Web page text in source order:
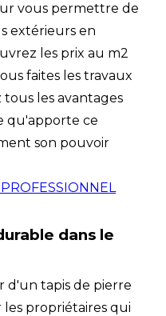
vous permettre de
extérieurs en
les prix au m2
faites les travaux
les avantages
qu'apporte ce
son pouvoir
dans le
d'un tapis de pierre
propriétaires qui